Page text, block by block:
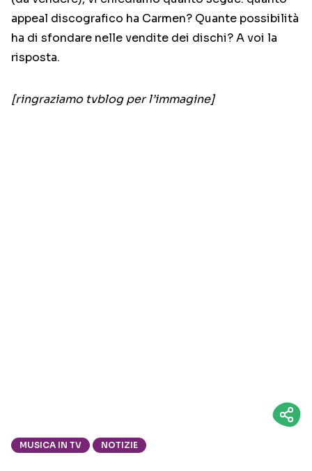
appeal discografico ha Carmen? Quante possibilità
ha di sfondare nelle vendite dei dischi? A voi la
risposta.
[ringraziamo tvblog per l’immagine]
MUSICA IN TV NOTIZIE